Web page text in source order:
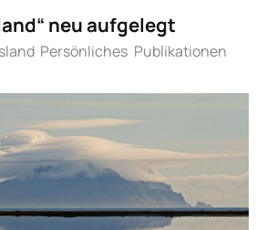
neu aufgelegt
Persönliches Publikationen